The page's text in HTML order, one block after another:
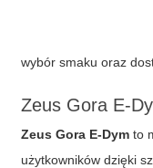
wybór smaku oraz
Zeus Gora E-
Zeus Gora E-Dym to
użytkowników dzięki